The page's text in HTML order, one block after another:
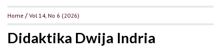
Home /Vol 14, No 6 (2026)
Didaktika Dwija Indria